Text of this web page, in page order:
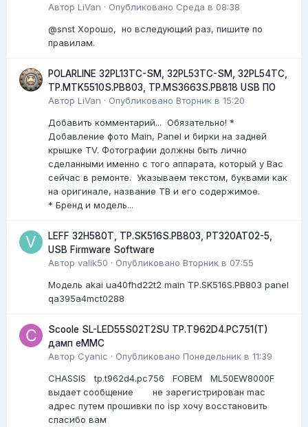
Автор LiVan · Опубликовано Среда в 08:38
@snst Хорошо, но вследующий раз, пишите по
правилам.
POLARLINE 32PL13TC-SM, 32PL53TC-SM, 32PL54TC,
TP.MTK5510S.PB803, TP.MS3663S.PB818 USB ПО
Автор LiVan · Опубликовано Вторник в 15:20
Добавить комментарий... Обязательно! *
Добавление фото Main, Panel и бирки на задней
крышке TV. Фотографии должны быть лично
сделанными именно с того аппарата, который у Вас
сейчас в ремонте. Указываем текстом, буквами как
на оригинале, название ТВ и его содержимое.
* Бренд и модель...
LEFF 32H580T, TP.SK516S.PB803, PT320AT02-5,
USB Firmware Software
Автор valik50 · Опубликовано Вторник в 07:55
Модель akai ua40fhd22t2 main TP.SK516S.PB803 panel
qa395a4mct0288
Scoole SL-LED55S02T2SU TP.T962D4.PC751(T)
дамп eMMC
Автор Cyanic · Опубликовано Понедельник в 11:39
CHASSIS tp.t962d4.pc756 FOBEM ML50EW8000F
выдает сообщение не зарегистрирован mac
адрес путем прошивки по isp хочу восстановить
спасибо вам